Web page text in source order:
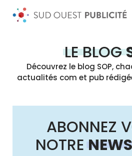
LE BLOG
Découvrez le blog SOP,
actualités com et pub
ABONNEZ
NOTRE